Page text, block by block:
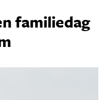
familiedag